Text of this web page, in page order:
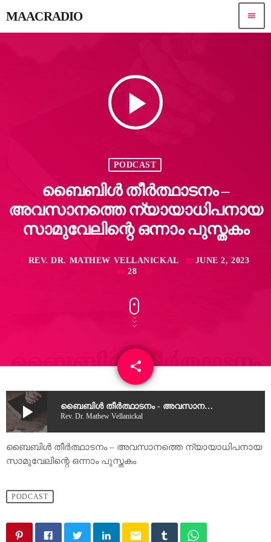
MAACRADIO menu
play_arrow
PODCAST
ബൈബിൾ തീർത്ഥാടനം –
അവസാനത്തെ ന്യായാധിപനായ
സാമുവേലിന്റെ ഒന്നാം പുസ്തകം
mic REV. DR. MATHEW VELLANICKAL today JUNE 2, 2023
28
share
email
play_arrow ബൈബിൾ തീർത്ഥാടനം - അവസാനത്തെ ന്യായാധിപനായ സാമുവേലിന്റെ ഒന്നാം പുസ്തകം
Rev. Dr. Mathew Vellanickal
ബൈബിൾ തീർത്ഥാടനം – അവസാനത്തെ ന്യായാധിപനായ
സാമുവേലിന്റെ ഒന്നാം പുസ്തകം
PODCAST
email